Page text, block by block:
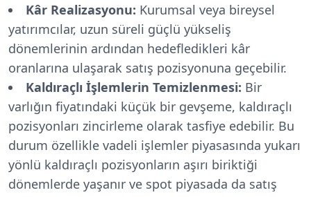
Kâr Realizasyonu: Kurumsal veya bireysel
yatırımcılar, uzun süreli güçlü yükseliş
dönemlerinin ardından hedefledikleri kâr
oranlarına ulaşarak satış pozisyonuna geçebilir.
Kaldıraçlı İşlemlerin Temizlenmesi: Bir
varlığın fiyatındaki küçük bir gevşeme, kaldıraçlı
pozisyonları zincirleme olarak tasfiye edebilir. Bu
durum özellikle vadeli işlemler piyasasında yukarı
yönlü kaldıraçlı pozisyonların aşırı biriktiği
dönemlerde yaşanır ve spot piyasada da satış